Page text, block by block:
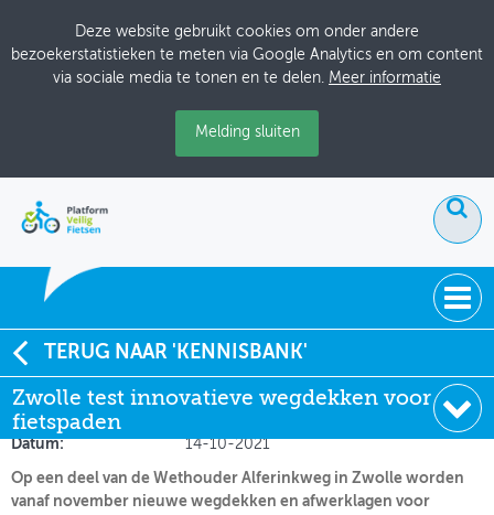
Deze website gebruikt cookies om onder andere
bezoekerstatistieken te meten via Google Analytics en om content
via sociale media te tonen en te delen. Meer informatie
Melding sluiten
ACTUEEL
DOSSIERS
BIJEENKOMSTEN
ONTWERPERSCAFÉ
TERUG NAAR 'KENNISBANK'
Zwolle test innovatieve wegdekken voor
fietspaden
Zwolle test innovatieve wegdekken voor fietspaden
Soort:
Datum:
14-10-2021
Op een deel van de Wethouder Alferinkweg in Zwolle worden
vanaf november nieuwe wegdekken en afwerklagen voor